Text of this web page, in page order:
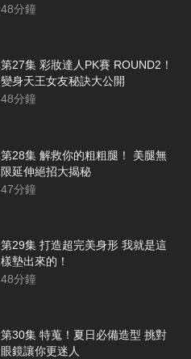
48分鐘
第27集 彩妝達人PK賽 ROUND2！
變身天王女友秘訣大公開
48分鐘
第28集 解救你的粗粗腿！ 美腿無
限延伸絕招大揭秘
47分鐘
第29集 打造超完美身形 我就是這
樣墊出來的！
48分鐘
第30集 特蒐！夏日必備造型 挑對
眼鏡讓你更迷人